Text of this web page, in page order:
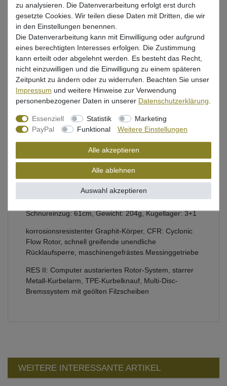
Wunschliste
Beschreibung
Bewertung
Produktsicherheit
Spinnrolle von Okuma zum Kunstköderangeln auf
Modell: ATE-20, Bremskraft: 5kg, Übersetzung: 4,8:1,
Schnurfassung: 0,15mm/250m, 0,20mm/140m
Schnureinzug: 61cm, Gewicht: 204g, Kugellager: 3+1
korrosionsresistenter Graphit-Körper, CFR: Cyclonic
Flow Rotor, schnell greifende unendliche
Rücklaufsperre, maschinengefrästes Messinggetriebe
RES II: Computer austariertes Rotor-System, starrer
Metall-Kurbelarm, TPE-Kurbelknauf, Multi-Disc-
Bremssystem mit geölten Filzscheiben
WEITERE INTERESSANTE ARTIKEL
zu analysieren. Die Datenverarbeitung erfolgt erst durch
gesetzte Cookies. Wir teilen diese Daten mit Dritten, die wir
in den Einstellungen benennen.
Die Datenverarbeitung kann mit Einwilligung oder aufgrund
eines berechtigten Interesses erfolgen. Die Zustimmung
kann erteilt oder abgelehnt werden. Es besteht das Recht,
nicht einzuwilligen und die Einwilligung zu einem späteren
Zeitpunkt zu ändern oder zu widerrufen. Beachten Sie unser
Impressum und weitere Hinweise zur Verwendung
personenbezogener Daten in unserer Daten­schutz­erklärung
Essenziell Statistik
Marketing
PayPal
Funktional Weitere Einstellungen
Alle akzeptieren
Alle ablehnen
Auswahl akzeptieren